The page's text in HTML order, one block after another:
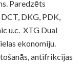
Paredzēts
DKG, PDK,
u.c. XTG Dual
ekonomiju.
antifrikcijas